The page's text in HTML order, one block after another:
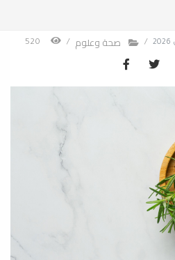
/ صحة وعلوم /